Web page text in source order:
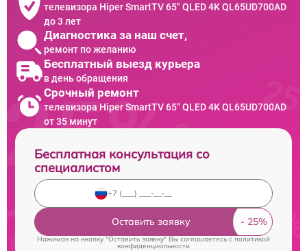
телевизора Hiper SmartTV 65" QLED 4K QL65UD700AD
до 3 лет
Диагностика за наш счет,
ремонт по желанию
Бесплатный выезд курьера
в день обращения
Срочный ремонт
телевизора Hiper SmartTV 65" QLED 4K QL65UD700AD
от 35 минут
Бесплатная консультация со
специалистом
Оставить заявку
Нажимая на кнопку "Оставить заявку" Вы соглашаетесь cполитикой
конфиденциальности